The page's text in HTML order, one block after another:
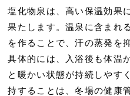
塩化物泉は、高い保温効果
果たします。温泉に含まれ
を作ることで、汗の蒸発を
具体的には、入浴後も体温
と暖かい状態が持続しやす
持することは、冬場の健康